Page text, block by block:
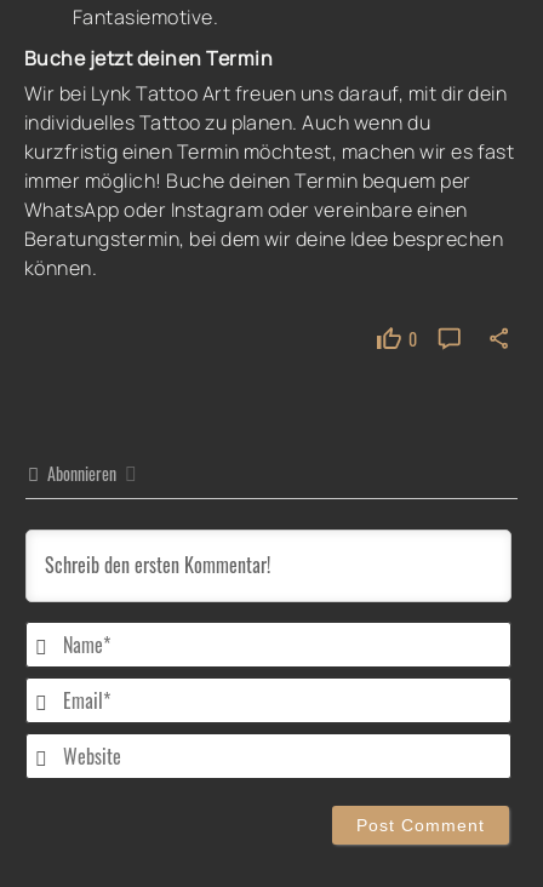
Fantasiemotive.
Buche jetzt deinen Termin
Wir bei Lynk Tattoo Art freuen uns darauf, mit dir dein
individuelles Tattoo zu planen. Auch wenn du
kurzfristig einen Termin möchtest, machen wir es fast
immer möglich! Buche deinen Termin bequem per
WhatsAppoder Instagramoder vereinbare einen
Beratungstermin, bei dem wir deine Idee besprechen
können.
0
Abonnieren